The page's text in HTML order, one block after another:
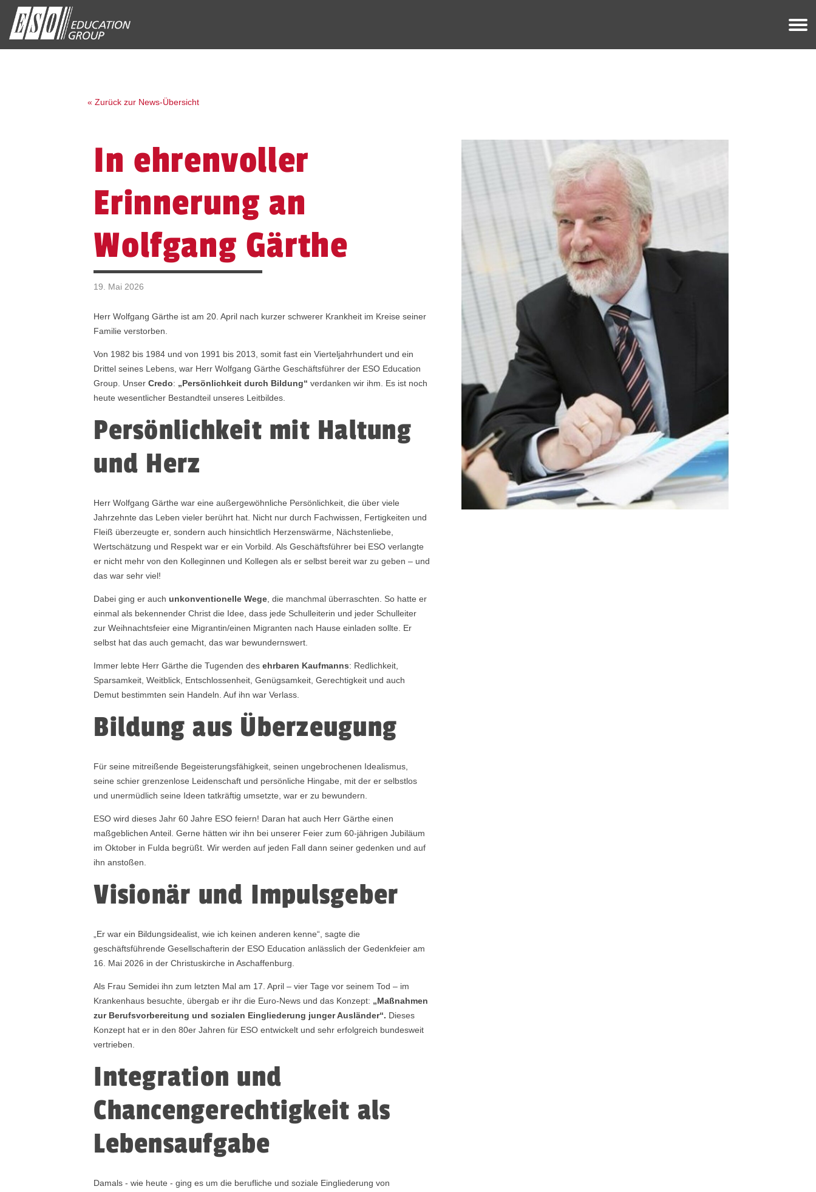
« Zurück zur News-Übersicht
In ehrenvoller
Erinnerung an
Wolfgang Gärthe
19. Mai 2026
Herr Wolfgang Gärthe ist am 20. April nach kurzer schwerer Krankheit im Kreise seiner
Familie verstorben.
Von 1982 bis 1984 und von 1991 bis 2013, somit fast ein Vierteljahrhundert und ein
Drittel seines Lebens, war Herr Wolfgang Gärthe Geschäftsführer der ESO Education
Group. UnserCredo: „Persönlichkeit durch Bildung“ verdanken wir ihm. Es ist noch
heute wesentlicher Bestandteil unseres Leitbildes.
Persönlichkeit mit Haltung
und Herz
Herr Wolfgang Gärthe war eine außergewöhnliche Persönlichkeit, die über viele
Jahrzehnte das Leben vieler berührt hat. Nicht nur durch Fachwissen, Fertigkeiten und
Fleiß überzeugte er, sondern auch hinsichtlich Herzenswärme, Nächstenliebe,
Wertschätzung und Respekt war er ein Vorbild. Als Geschäftsführer bei ESO verlangte
er nicht mehr von den Kolleginnen und Kollegen als er selbst bereit war zu geben – und
das war sehr viel!
Dabei ging er auchunkonventionelle Wege , die manchmal überraschten. So hatte er
einmal als bekennender Christ die Idee, dass jede Schulleiterin und jeder Schulleiter
zur Weihnachtsfeier eine Migrantin/einen Migranten nach Hause einladen sollte. Er
selbst hat das auch gemacht, das war bewundernswert.
Immer lebte Herr Gärthe die Tugenden desehrbaren Kaufmanns: Redlichkeit,
Sparsamkeit, Weitblick, Entschlossenheit, Genügsamkeit, Gerechtigkeit und auch
Demut bestimmten sein Handeln. Auf ihn war Verlass.
Bildung aus Überzeugung
Für seine mitreißende Begeisterungsfähigkeit, seinen ungebrochenen Idealismus,
seine schier grenzenlose Leidenschaft und persönliche Hingabe, mit der er selbstlos
und unermüdlich seine Ideen tatkräftig umsetzte, war er zu bewundern.
ESO wird dieses Jahr 60 Jahre ESO feiern! Daran hat auch Herr Gärthe einen
maßgeblichen Anteil. Gerne hätten wir ihn bei unserer Feier zum 60-jährigen Jubiläum
im Oktober in Fulda begrüßt. Wir werden auf jeden Fall dann seiner gedenken und auf
ihn anstoßen.
Visionär und Impulsgeber
„Er war ein Bildungsidealist, wie ich keinen anderen kenne“, sagte die
geschäftsführende Gesellschafterin der ESO Education anlässlich der Gedenkfeier am
16. Mai 2026 in der Christuskirche in Aschaffenburg.
Als Frau Semidei ihn zum letzten Mal am 17. April – vier Tage vor seinem Tod – im
Krankenhaus besuchte, übergab er ihr die Euro-News und das Konzept: „Maßnahmen
zur Berufsvorbereitung und sozialen Eingliederung junger Ausländer“. Dieses
Konzept hat er in den 80er Jahren für ESO entwickelt und sehr erfolgreich bundesweit
vertrieben.
Integration und
Chancengerechtigkeit als
Lebensaufgabe
Damals - wie heute - ging es um die berufliche und soziale Eingliederung von